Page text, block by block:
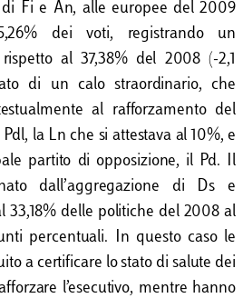
di Fi e An, alle europee del 2009
dei voti, registrando un
al 37,38% del 2008 (-2,1
di un calo straordinario, che
al rafforzamento del
la Ln che si attestava al 10%, e
partito di opposizione, il Pd. Il
dall’aggregazione di Ds e
33,18% delle politiche del 2008 al
percentuali. In questo caso le
a certificare lo stato di salute dei
l’esecutivo, mentre hanno